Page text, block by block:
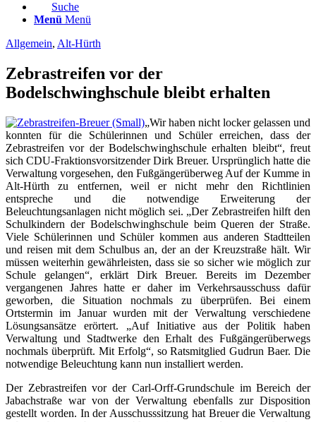
Suche
Menü Menü
Allgemein, Alt-Hürth
Zebrastreifen vor der
Bodelschwinghschule bleibt erhalten
„Wir haben nicht locker gelassen und
konnten für die Schülerinnen und Schüler erreichen, dass der
Zebrastreifen vor der Bodelschwinghschule erhalten bleibt“, freut
sich CDU-Fraktionsvorsitzender Dirk Breuer. Ursprünglich hatte die
Verwaltung vorgesehen, den Fußgängerüberweg Auf der Kumme in
Alt-Hürth zu entfernen, weil er nicht mehr den Richtlinien
entspreche und die notwendige Erweiterung der
Beleuchtungsanlagen nicht möglich sei. „Der Zebrastreifen hilft den
Schulkindern der Bodelschwinghschule beim Queren der Straße.
Viele Schülerinnen und Schüler kommen aus anderen Stadtteilen
und reisen mit dem Schulbus an, der an der Kreuzstraße hält. Wir
müssen weiterhin gewährleisten, dass sie so sicher wie möglich zur
Schule gelangen“, erklärt Dirk Breuer. Bereits im Dezember
vergangenen Jahres hatte er daher im Verkehrsausschuss dafür
geworben, die Situation nochmals zu überprüfen. Bei einem
Ortstermin im Januar wurden mit der Verwaltung verschiedene
Lösungsansätze erörtert. „Auf Initiative aus der Politik haben
Verwaltung und Stadtwerke den Erhalt des Fußgängerüberwegs
nochmals überprüft. Mit Erfolg“, so Ratsmitglied Gudrun Baer. Die
notwendige Beleuchtung kann nun installiert werden.
Der Zebrastreifen vor der Carl-Orff-Grundschule im Bereich der
Jabachstraße war von der Verwaltung ebenfalls zur Disposition
gestellt worden. In der Ausschusssitzung hat Breuer die Verwaltung